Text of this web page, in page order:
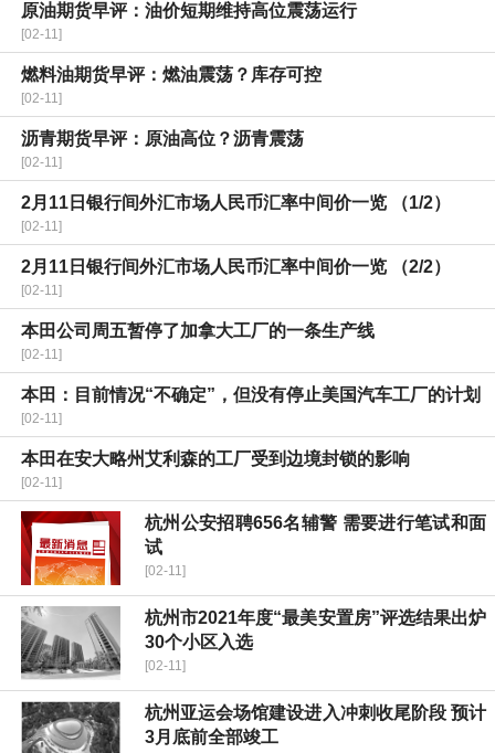
原油期货早评：油价短期维持高位震荡运行
[02-11]
燃料油期货早评：燃油震荡？库存可控
[02-11]
沥青期货早评：原油高位？沥青震荡
[02-11]
2月11日银行间外汇市场人民币汇率中间价一览 （1/2）
[02-11]
2月11日银行间外汇市场人民币汇率中间价一览 （2/2）
[02-11]
本田公司周五暂停了加拿大工厂的一条生产线
[02-11]
本田：目前情况“不确定”，但没有停止美国汽车工厂的计划
[02-11]
本田在安大略州艾利森的工厂受到边境封锁的影响
[02-11]
杭州公安招聘656名辅警 需要进行笔试和面
试
[02-11]
杭州市2021年度“最美安置房”评选结果出炉
30个小区入选
[02-11]
杭州亚运会场馆建设进入冲刺收尾阶段 预计
3月底前全部竣工